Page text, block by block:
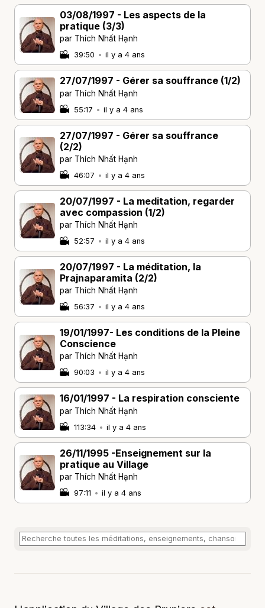
03/08/1997 - Les aspects de la
pratique (3/3)
par Thích Nhất Hạnh
39:50 • il y a 4 ans
27/07/1997 - Gérer sa souffrance (1/2)
par Thích Nhất Hạnh
55:17 • il y a 4 ans
27/07/1997 - Gérer sa souffrance
(2/2)
par Thích Nhất Hạnh
46:07 • il y a 4 ans
20/07/1997 - La meditation, regarder
avec compassion (1/2)
par Thích Nhất Hạnh
52:57 • il y a 4 ans
20/07/1997 - La méditation, la
Prajnaparamita (2/2)
par Thích Nhất Hạnh
56:37 • il y a 4 ans
19/01/1997- Les conditions de la Pleine
Conscience
par Thích Nhất Hạnh
90:03 • il y a 4 ans
16/01/1997 - La respiration consciente
par Thích Nhất Hạnh
113:34 • il y a 4 ans
26/11/1995 -Enseignement sur la
pratique au Village
par Thích Nhất Hạnh
97:11 • il y a 4 ans